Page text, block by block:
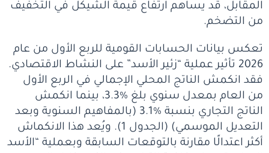
المقابل، قد يساهم ارتفاع قيمة الشيكل في التخفيف
من التضخم.
تعكس بيانات الحسابات القومية للربع الأول من عام
2026 تأثير عملية “زئير الأسد” على النشاط الاقتصادي.
فقد انكمش الناتج المحلي الإجمالي في الربع الأول
من العام بمعدل سنوي بلغ %3.3، بينما انكمش
الناتج التجاري بنسبة %3.1 (بالمفاهيم السنوية وبعد
التعديل الموسمي) (الجدول 1). ويُعد هذا الانكماش
أكثر اعتدالًا مقارنة بالتوقعات السابقة وبعملية “الأسد